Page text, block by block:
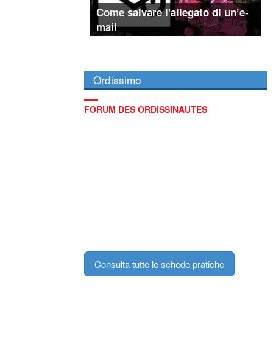
Come salvare l'allegato di un’e-
mail
Ordissimo
FORUM DES ORDISSINAUTES
Consulta tutte le schede pratiche